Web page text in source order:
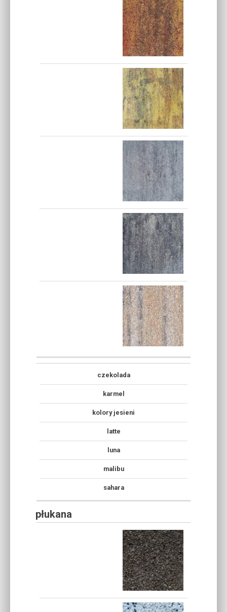
czekolada
karmel
kolory jesieni
latte
luna
malibu
sahara
płukana